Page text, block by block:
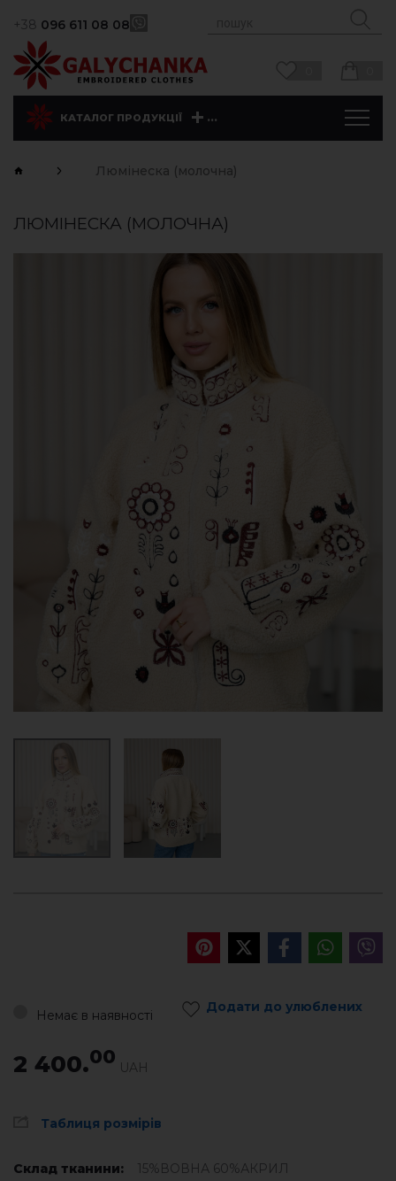
+38 096 611 08 08
КАТАЛОГ ПРОДУКЦІЇ ...
Люмінеска (молочна)
ЛЮМІНЕСКА (МОЛОЧНА)
Немає в наявності
Додати до улюблених
2 400.00 UAH
Таблиця розмірів
Склад тканини:
15%ВОВНА 60%АКРИЛ